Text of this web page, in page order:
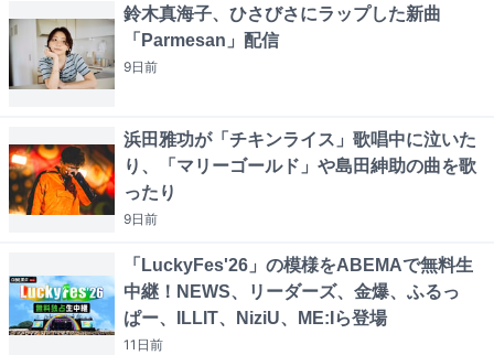
鈴木真海子、ひさびさにラップした新曲
「Parmesan」配信
9日前
浜田雅功が「チキンライス」歌唱中に泣いた
り、「マリーゴールド」や島田紳助の曲を歌
ったり
9日前
「LuckyFes'26」の模様をABEMAで無料生
中継！NEWS、リーダーズ、金爆、ふるっ
ぱー、ILLIT、NiziU、ME:Iら登場
11日前